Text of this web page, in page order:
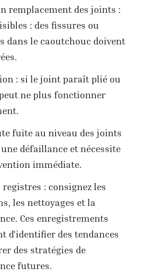
remplacement des joints :
: des fissures ou
dans le caoutchouc doivent
: si le joint paraît plié ou
ne plus fonctionner
fuite au niveau des joints
défaillance et nécessite
immédiate.
registres : consignez les
les nettoyages et la
Ces enregistrements
d'identifier des tendances
des stratégies de
futures.